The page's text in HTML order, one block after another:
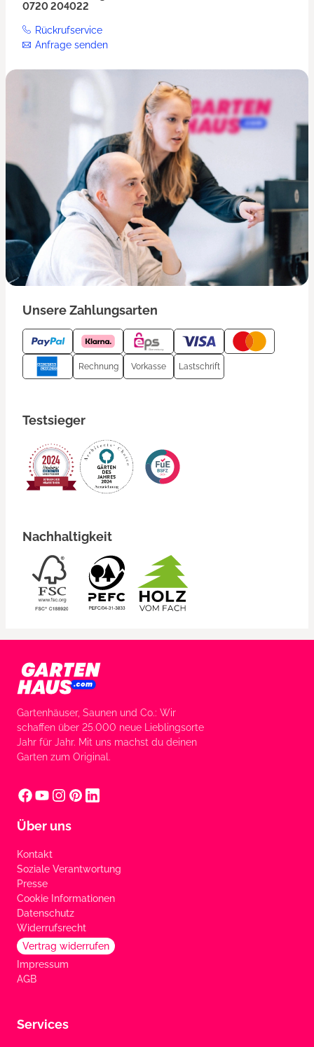
0720 204022
Rückrufservice
Anfrage senden
Unsere Zahlungsarten
Rechnung Vorkasse Lastschrift
Testsieger
Nachhaltigkeit
Gartenhäuser, Saunen und Co.: Wir
schaffen über 25.000 neue Lieblingsorte
Jahr für Jahr. Mit uns machst du deinen
Garten zum Original.
Über uns
Kontakt
Soziale Verantwortung
Presse
Cookie Informationen
Datenschutz
Widerrufsrecht
Vertrag widerrufen
Impressum
AGB
Services